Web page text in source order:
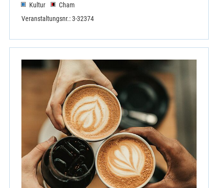
Kultur
Cham
Veranstaltungsnr.: 3-32374